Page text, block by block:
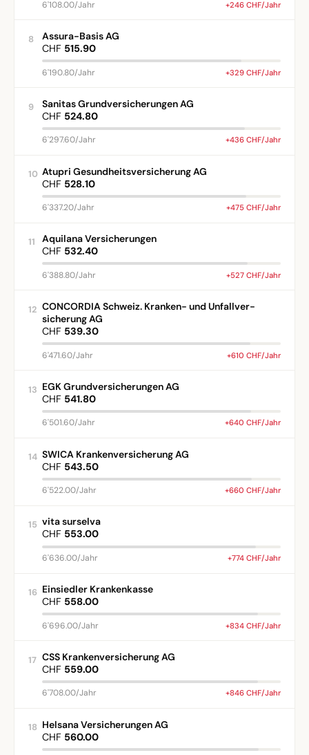
6'108.00/Jahr +246 CHF/Jahr
8
Assura-Basis AG
CHF 515.90
6'190.80/Jahr +329 CHF/Jahr
9
Sanitas Grundversicherungen AG
CHF 524.80
6'297.60/Jahr +436 CHF/Jahr
10 Atupri Gesundheitsversicherung AG
CHF 528.10
6'337.20/Jahr +475 CHF/Jahr
11
Aquilana Versicherungen
CHF 532.40
6'388.80/Jahr +527 CHF/Jahr
12 CONCORDIA Schweiz. Kranken- und Unfallver-
sicherung AG
CHF 539.30
6'471.60/Jahr +610 CHF/Jahr
13 EGK Grundversicherungen AG
CHF 541.80
6'501.60/Jahr +640 CHF/Jahr
14 SWICA Krankenversicherung AG
CHF 543.50
6'522.00/Jahr +660 CHF/Jahr
15 vita surselva
CHF 553.00
6'636.00/Jahr +774 CHF/Jahr
16 Einsiedler Krankenkasse
CHF 558.00
6'696.00/Jahr +834 CHF/Jahr
17 CSS Krankenversicherung AG
CHF 559.00
6'708.00/Jahr +846 CHF/Jahr
18 Helsana Versicherungen AG
CHF 560.00